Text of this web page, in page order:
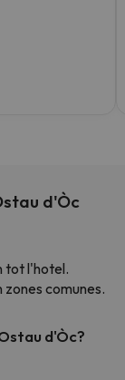
d'Òc
tot l'hotel.
comunes.
d'Òc?